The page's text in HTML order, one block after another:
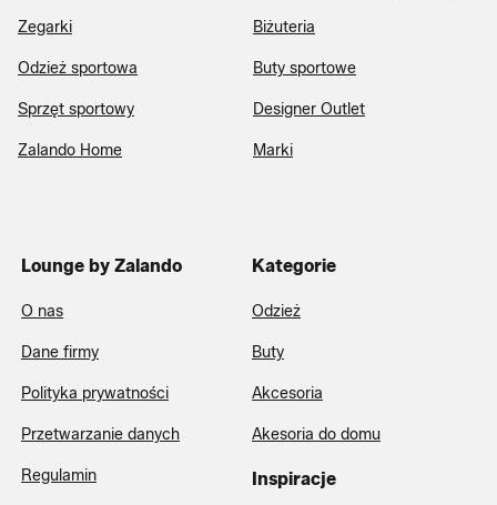
Zegarki Biżuteria
Odzież sportowa Buty sportowe
Sprzęt sportowy Designer Outlet
Zalando Home Marki
Lounge by Zalando
O nas
Dane firmy
Polityka prywatności
Przetwarzanie danych
Regulamin
Kategorie
Odzież
Buty
Akcesoria
Akesoria do domu
Inspiracje